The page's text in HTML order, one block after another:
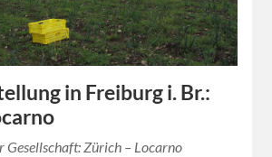
in Freiburg i. Br.:
Gesellschaft: Zürich – Locarno